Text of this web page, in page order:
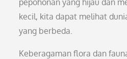
pepohonan yang hijau dan
kecil, kita dapat melihat
yang berbeda.
Keberagaman flora dan